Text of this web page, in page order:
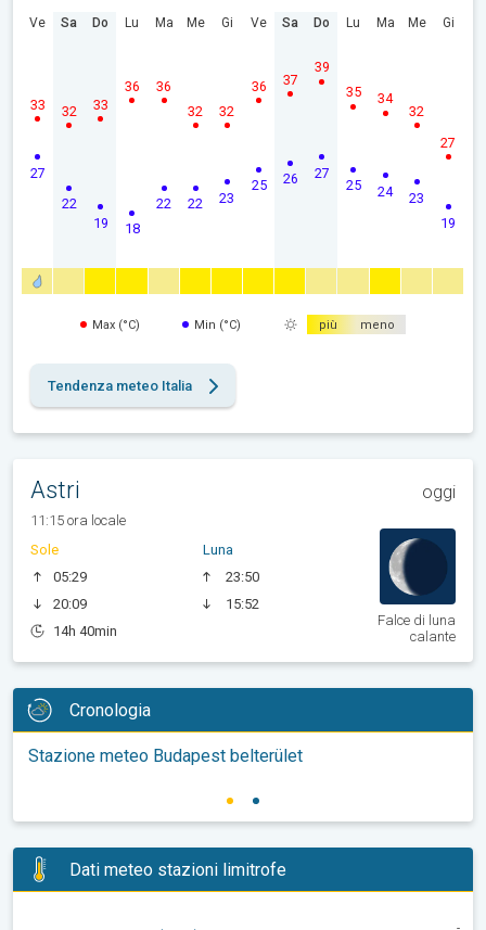
Ve
27
33
Sa
22
32
Do
19
33
Lu
18
36
Ma
22
36
Me
22
32
Gi
23
32
Ve
25
36
Sa
26
37
Do
27
39
Lu
25
35
Ma
24
34
Me
23
32
Gi
19
27
Max (°C) Min (°C) più meno
Tendenza meteo Italia
Astri oggi
11:15 ora locale
Sole
05:29
20:09
14h 40min
Luna
23:50
15:52
Falce di luna
calante
Cronologia
Stazione meteo Budapest belterület
Dati meteo stazioni limitrofe